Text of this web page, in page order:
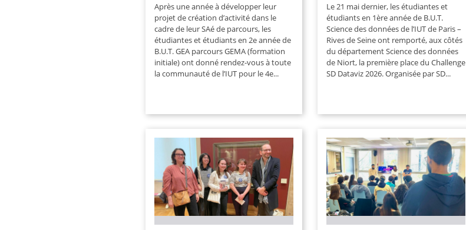
Après une année à développer leur
projet de création d’activité dans le
cadre de leur SAé de parcours, les
étudiantes et étudiants en 2e année de
B.U.T. GEA parcours GEMA (formation
initiale) ont donné rendez-vous à toute
la communauté de l’IUT pour le 4e...
Le 21 mai dernier, les étudiantes et
étudiants en 1ère année de B.U.T.
Science des données de l’IUT de Paris –
Rives de Seine ont remporté, aux côtés
du département Science des données
de Niort, la première place du Challenge
SD Dataviz 2026. Organisée par SD...